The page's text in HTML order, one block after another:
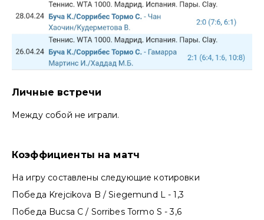
Личные встречи
Между собой не играли.
Коэффициенты на матч
На игру составлены следующие котировки
Победа Krejcikova B / Siegemund L - 1,3
Победа Bucsa C / Sorribes Tormo S - 3,6